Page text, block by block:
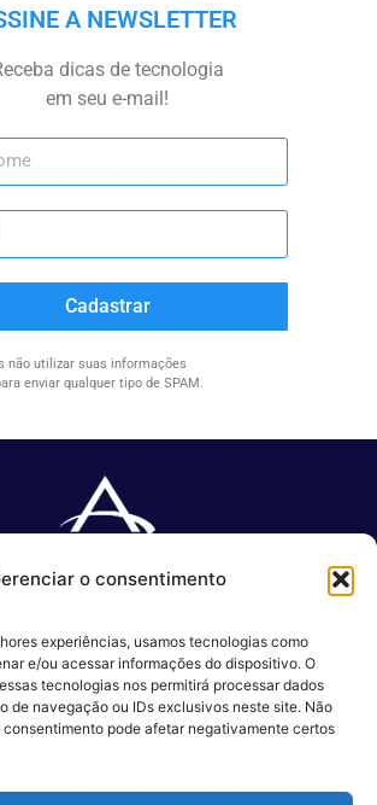
o consentimento
experiências, usamos tecnologias como
e/ou acessar informações do dispositivo. O
tecnologias nos permitirá processar dados
de navegação ou IDs exclusivos neste site. Não
pode afetar negativamente certos
A NEWSLETTER
dicas de tecnologia
em seu e-mail!
Cadastrar
não utilizar suas informações
enviar qualquer tipo de SPAM.
TI.
(11) 3017-0999